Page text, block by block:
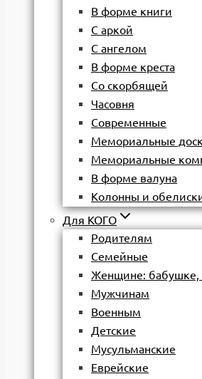
В форме книги
С аркой
С ангелом
В форме креста
Со скорбящей
Часовня
Современные
Мемориальные
Мемориальные
В форме валуна
Колонны и
Для КОГО
Родителям
Семейные
Женщине: бабушке,
Мужчинам
Военным
Детские
Мусульманские
Еврейские